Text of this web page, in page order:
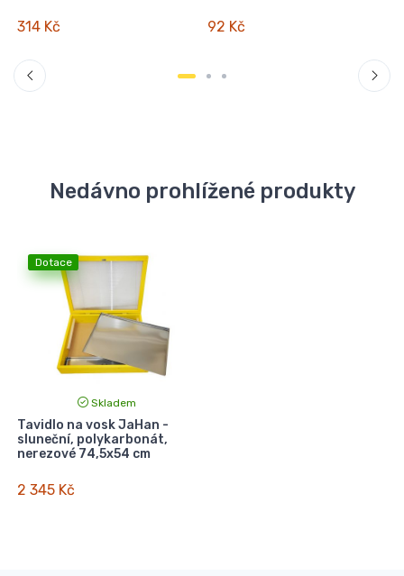
314 Kč 92 Kč
Nedávno prohlížené produkty
Dotace
Skladem
Tavidlo na vosk JaHan -
sluneční, polykarbonát,
nerezové 74,5x54 cm
2 345 Kč